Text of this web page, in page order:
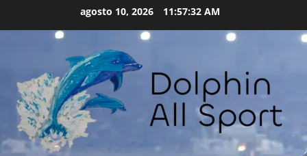
agosto 10, 2026 11:57:34 AM